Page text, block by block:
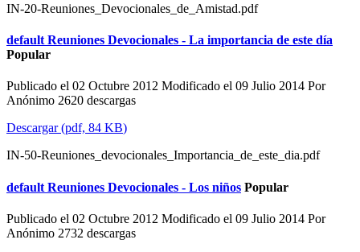
IN-20-Reuniones_Devocionales_de_Amistad.pdf
default Reuniones Devocionales - La importancia de este día
Popular
Publicado el 02 Octubre 2012 Modificado el 09 Julio 2014 Por
Anónimo 2620 descargas
Descargar(pdf, 84 KB)
IN-50-Reuniones_devocionales_Importancia_de_este_dia.pdf
default Reuniones Devocionales - Los niños Popular
Publicado el 02 Octubre 2012 Modificado el 09 Julio 2014 Por
Anónimo 2732 descargas